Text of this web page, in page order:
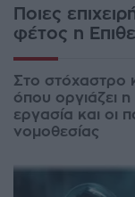
Ποιες
φέτος η
Στο στόχαστρο
όπου οργιάζει
εργασία και οι
νομοθεσίας